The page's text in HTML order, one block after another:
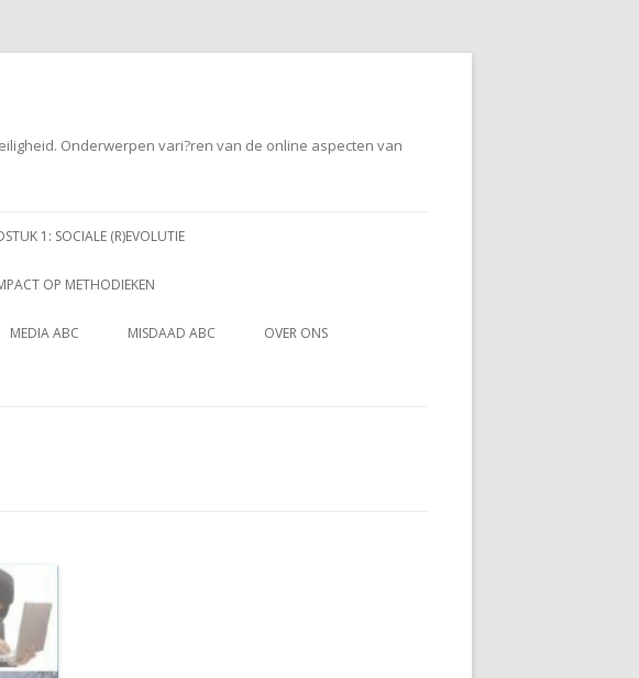
Onderwerpen vari?ren van de online aspecten van
1: SOCIALE (R)EVOLUTIE
OP METHODIEKEN
MEDIA ABC MISDAAD ABC OVER ONS